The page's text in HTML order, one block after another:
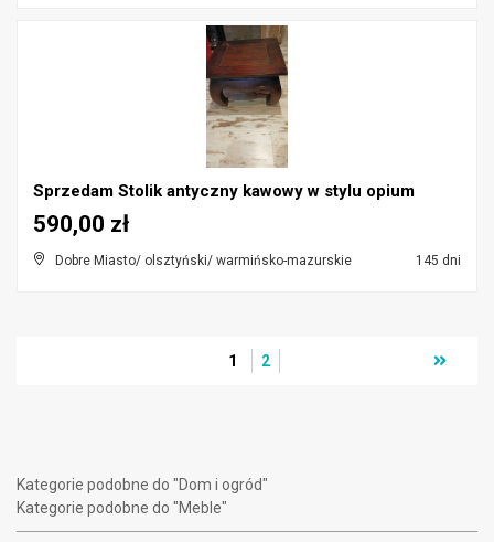
Sprzedam Stolik antyczny kawowy w stylu opium
Dobre Miasto/ olsztyński/ warmińsko-mazurskie 145 dni
590,00 zł
1 2
Kategorie podobne do "Dom i ogród"
Kategorie podobne do "Meble"